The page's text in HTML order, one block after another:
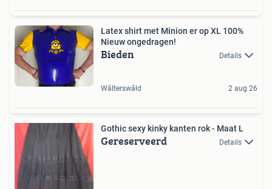
Latex shirt met Minion er op XL 100%
Nieuw ongedragen!
Bieden Details
Wâlterswâld 2 aug 26
Gothic sexy kinky kanten rok - Maat L
Gereserveerd Details